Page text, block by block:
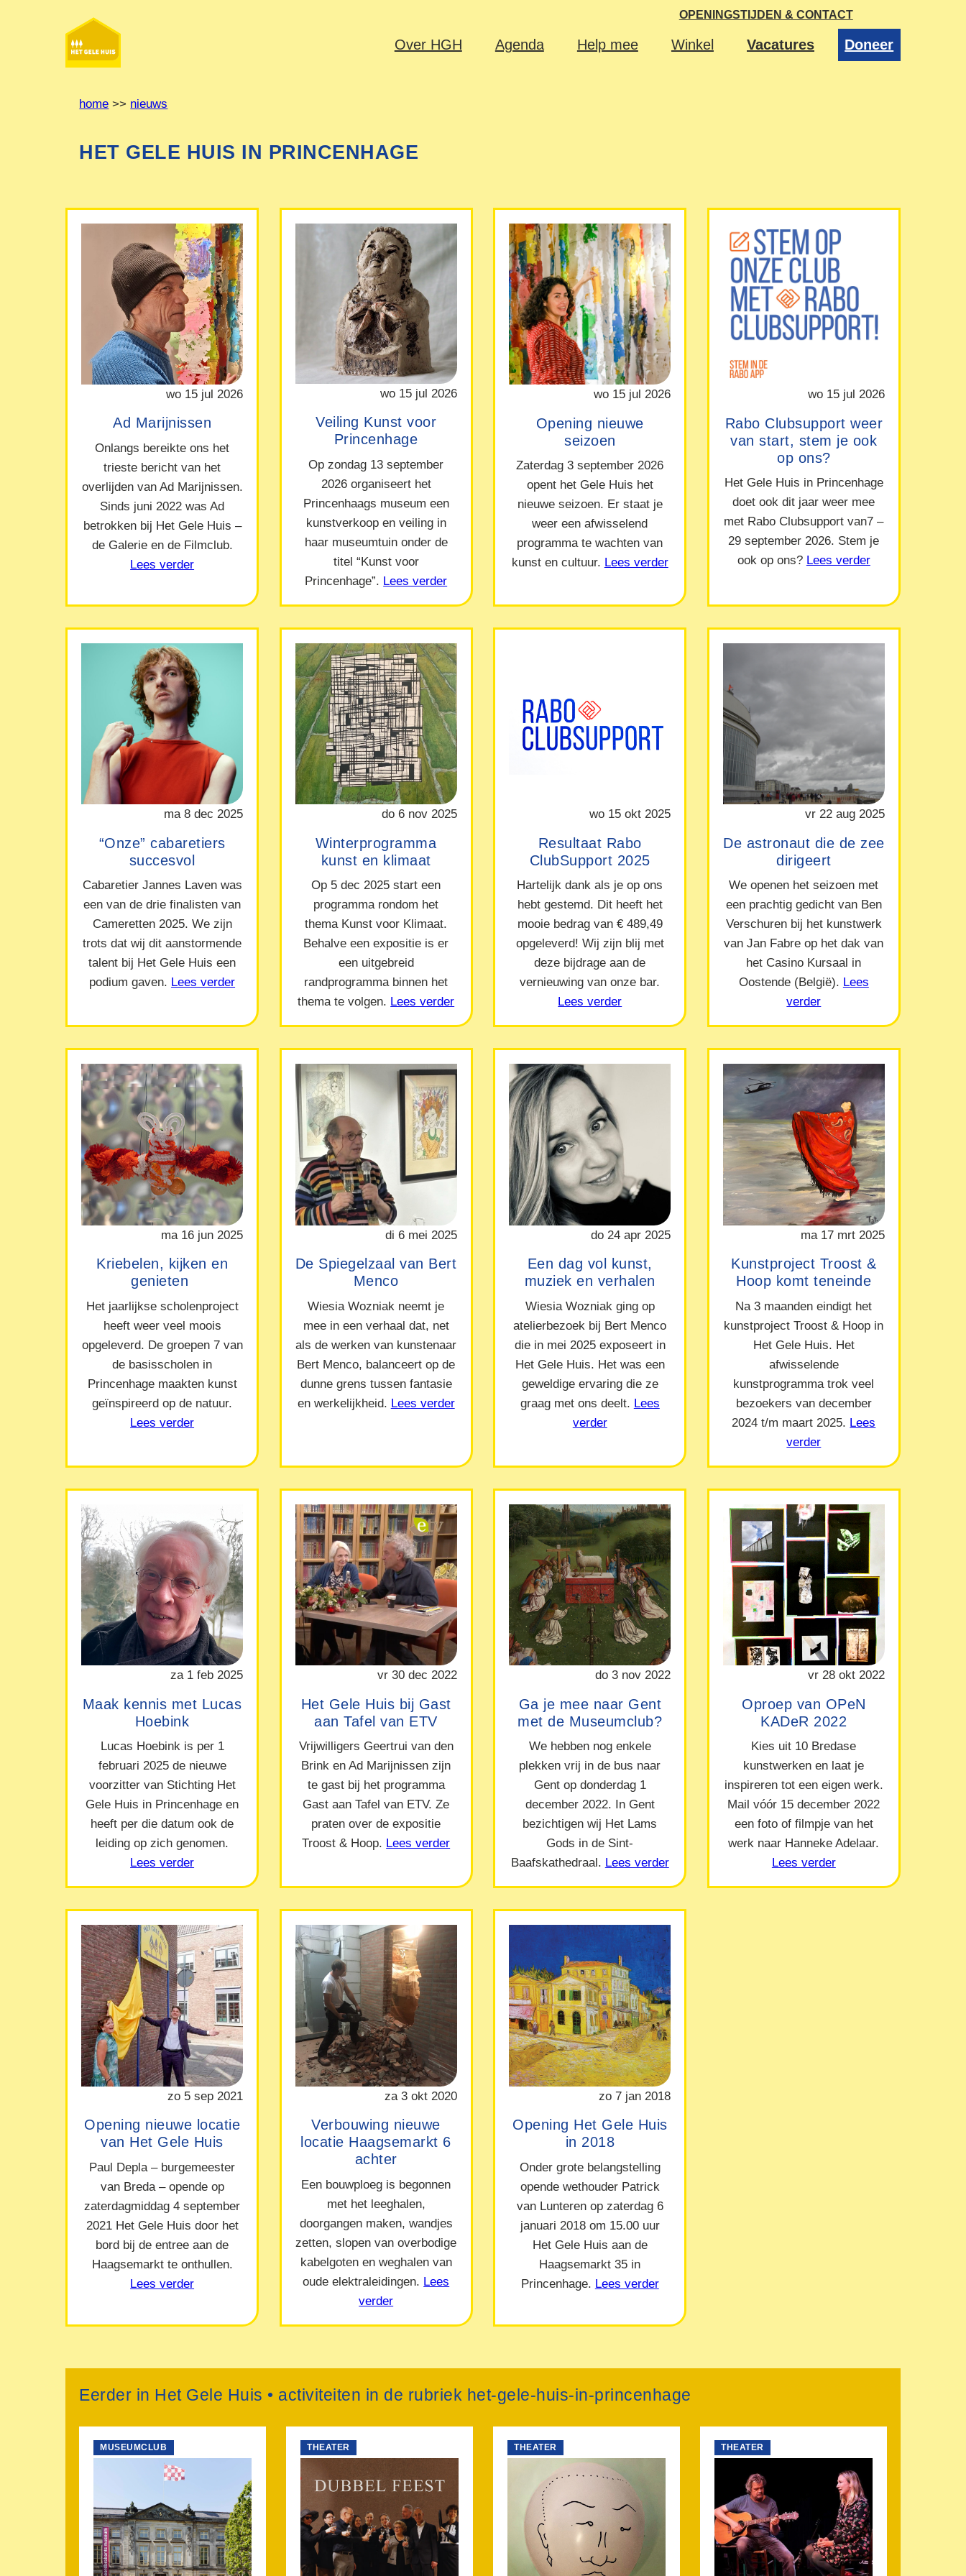
OPENINGSTIJDEN & CONTACT
Over HGH Agenda Help mee Winkel Vacatures Doneer
home >> nieuws
HET GELE HUIS IN PRINCENHAGE
wo 15 jul 2026
Ad Marijnissen
Onlangs bereikte ons het
trieste bericht van het
overlijden van Ad Marijnissen.
Sinds juni 2022 was Ad
betrokken bij Het Gele Huis –
de Galerie en de Filmclub.
Lees verder
wo 15 jul 2026
Veiling Kunst voor
Princenhage
Op zondag 13 september
2026 organiseert het
Princenhaags museum een
kunstverkoop en veiling in
haar museumtuin onder de
titel “Kunst voor
Princenhage”. Lees verder
wo 15 jul 2026
Opening nieuwe
seizoen
Zaterdag 3 september 2026
opent het Gele Huis het
nieuwe seizoen. Er staat je
weer een afwisselend
programma te wachten van
kunst en cultuur. Lees verder
wo 15 jul 2026
Rabo Clubsupport weer
van start, stem je ook
op ons?
Het Gele Huis in Princenhage
doet ook dit jaar weer mee
met Rabo Clubsupport van7 –
29 september 2026. Stem je
ook op ons? Lees verder
ma 8 dec 2025
“Onze” cabaretiers
succesvol
Cabaretier Jannes Laven was
een van de drie finalisten van
Cameretten 2025. We zijn
trots dat wij dit aanstormende
talent bij Het Gele Huis een
podium gaven. Lees verder
do 6 nov 2025
Winterprogramma
kunst en klimaat
Op 5 dec 2025 start een
programma rondom het
thema Kunst voor Klimaat.
Behalve een expositie is er
een uitgebreid
randprogramma binnen het
thema te volgen. Lees verder
wo 15 okt 2025
Resultaat Rabo
ClubSupport 2025
Hartelijk dank als je op ons
hebt gestemd. Dit heeft het
mooie bedrag van € 489,49
opgeleverd! Wij zijn blij met
deze bijdrage aan de
vernieuwing van onze bar.
Lees verder
vr 22 aug 2025
De astronaut die de zee
dirigeert
We openen het seizoen met
een prachtig gedicht van Ben
Verschuren bij het kunstwerk
van Jan Fabre op het dak van
het Casino Kursaal in
Oostende (België). Lees
verder
ma 16 jun 2025
Kriebelen, kijken en
genieten
Het jaarlijkse scholenproject
heeft weer veel moois
opgeleverd. De groepen 7 van
de basisscholen in
Princenhage maakten kunst
geïnspireerd op de natuur.
Lees verder
di 6 mei 2025
De Spiegelzaal van Bert
Menco
Wiesia Wozniak neemt je
mee in een verhaal dat, net
als de werken van kunstenaar
Bert Menco, balanceert op de
dunne grens tussen fantasie
en werkelijkheid. Lees verder
do 24 apr 2025
Een dag vol kunst,
muziek en verhalen
Wiesia Wozniak ging op
atelierbezoek bij Bert Menco
die in mei 2025 exposeert in
Het Gele Huis. Het was een
geweldige ervaring die ze
graag met ons deelt. Lees
verder
ma 17 mrt 2025
Kunstproject Troost &
Hoop komt teneinde
Na 3 maanden eindigt het
kunstproject Troost & Hoop in
Het Gele Huis. Het
afwisselende
kunstprogramma trok veel
bezoekers van december
2024 t/m maart 2025. Lees
verder
za 1 feb 2025
Maak kennis met Lucas
Hoebink
Lucas Hoebink is per 1
februari 2025 de nieuwe
voorzitter van Stichting Het
Gele Huis in Princenhage en
heeft per die datum ook de
leiding op zich genomen.
Lees verder
vr 30 dec 2022
Het Gele Huis bij Gast
aan Tafel van ETV
Vrijwilligers Geertrui van den
Brink en Ad Marijnissen zijn
te gast bij het programma
Gast aan Tafel van ETV. Ze
praten over de expositie
Troost & Hoop. Lees verder
do 3 nov 2022
Ga je mee naar Gent
met de Museumclub?
We hebben nog enkele
plekken vrij in de bus naar
Gent op donderdag 1
december 2022. In Gent
bezichtigen wij Het Lams
Gods in de Sint-
Baafskathedraal. Lees verder
vr 28 okt 2022
Oproep van OPeN
KADeR 2022
Kies uit 10 Bredase
kunstwerken en laat je
inspireren tot een eigen werk.
Mail vóór 15 december 2022
een foto of filmpje van het
werk naar Hanneke Adelaar.
Lees verder
zo 5 sep 2021
Opening nieuwe locatie
van Het Gele Huis
Paul Depla – burgemeester
van Breda – opende op
zaterdagmiddag 4 september
2021 Het Gele Huis door het
bord bij de entree aan de
Haagsemarkt te onthullen.
Lees verder
za 3 okt 2020
Verbouwing nieuwe
locatie Haagsemarkt 6
achter
Een bouwploeg is begonnen
met het leeghalen,
doorgangen maken, wandjes
zetten, slopen van overbodige
kabelgoten en weghalen van
oude elektraleidingen. Lees
verder
zo 7 jan 2018
Opening Het Gele Huis
in 2018
Onder grote belangstelling
opende wethouder Patrick
van Lunteren op zaterdag 6
januari 2018 om 15.00 uur
Het Gele Huis aan de
Haagsemarkt 35 in
Princenhage. Lees verder
Eerder in Het Gele Huis • activiteiten in de rubriek het-gele-huis-in-princenhage
MUSEUMCLUB THEATER THEATER THEATER